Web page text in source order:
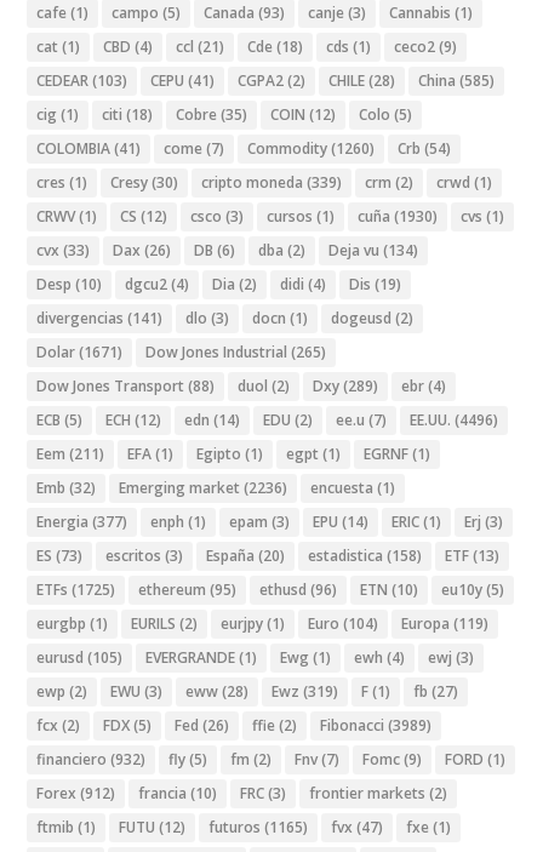
cafe (1) campo (5) Canada (93) canje (3) Cannabis (1)
cat (1) CBD (4) ccl (21) Cde (18) cds (1) ceco2(9)
CEDEAR(103) CEPU (41) CGPA2(2) CHILE(28) China (585)
cig (1) citi (18) Cobre (35) COIN (12) Colo (5)
COLOMBIA(41) come (7) Commodity(1260) Crb (54)
cres (1) Cresy(30) cripto moneda (339) crm (2) crwd (1)
CRWV(1) CS (12) csco (3) cursos (1) cuña (1930) cvs (1)
cvx (33) Dax (26) DB (6) dba (2) Deja vu (134)
Desp (10) dgcu2(4) Dia (2) didi (4) Dis (19)
divergencias (141) dlo (3) docn (1) dogeusd (2)
Dolar(1671) Dow Jones Industrial (265)
Dow Jones Transport (88) duol (2) Dxy(289) ebr(4)
ECB (5) ECH (12) edn (14) EDU (2) ee.u (7) EE.UU. (4496)
Eem (211) EFA(1) Egipto (1) egpt (1) EGRNF(1)
Emb (32) Emerging market (2236) encuesta (1)
Energia (377) enph (1) epam (3) EPU (14) ERIC(1) Erj (3)
ES (73) escritos (3) España (20) estadistica (158) ETF(13)
ETFs (1725) ethereum (95) ethusd (96) ETN (10) eu10y(5)
eurgbp (1) EURILS (2) eurjpy(1) Euro (104) Europa (119)
eurusd (105) EVERGRANDE(1) Ewg (1) ewh (4) ewj (3)
ewp (2) EWU (3) eww(28) Ewz (319) F(1) fb (27)
fcx (2) FDX(5) Fed (26) ffie (2) Fibonacci (3989)
financiero (932) fly(5) fm (2) Fnv(7) Fomc(9) FORD (1)
Forex (912) francia (10) FRC(3) frontier markets (2)
ftmib (1) FUTU (12) futuros (1165) fvx (47) fxe (1)